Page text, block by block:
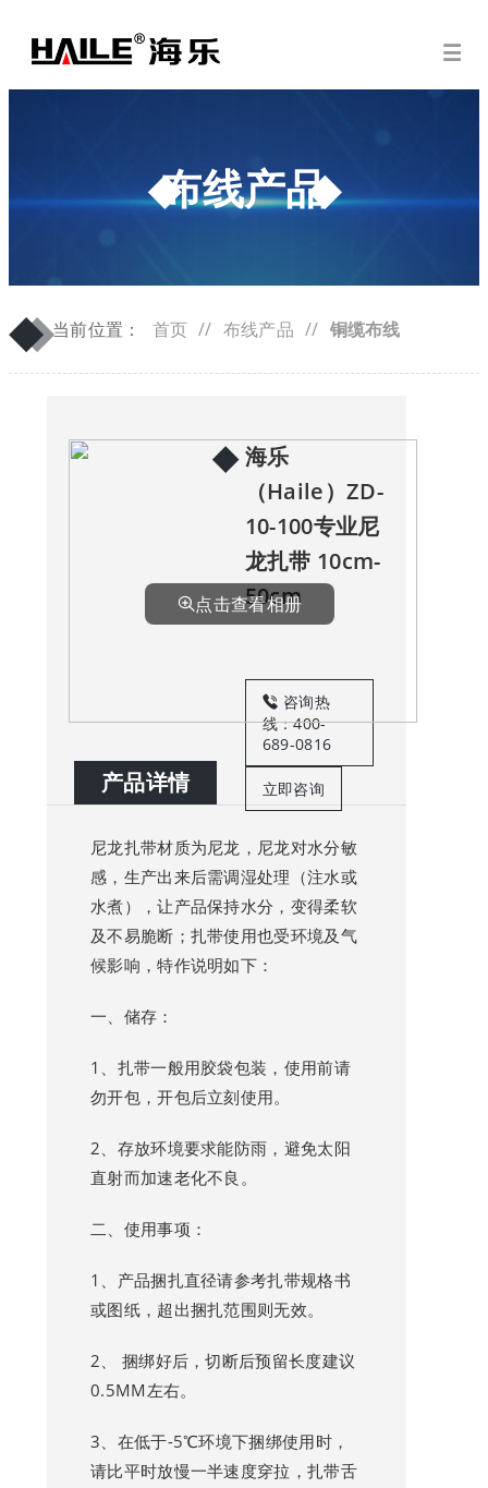
布线产品
◆
◆当前位置： 首页 // 布线产品 // 铜缆布线
点击查看相册
◆ 海乐
（Haile）ZD-
10-100专业尼
龙扎带 10cm-
50cm
咨询热
线：400-
689-0816
立即咨询
产品详情
尼龙扎带材质为尼龙，尼龙对水分敏
感，生产出来后需调湿处理（注水或
水煮），让产品保持水分，变得柔软
及不易脆断；扎带使用也受环境及气
候影响，特作说明如下：
一、储存：
1、扎带一般用胶袋包装，使用前请
勿开包，开包后立刻使用。
2、存放环境要求能防雨，避免太阳
直射而加速老化不良。
二、使用事项：
1、产品捆扎直径请参考扎带规格书
或图纸，超出捆扎范围则无效。
2、 捆绑好后，切断后预留长度建议
0.5MM左右。
3、在低于-5℃环境下捆绑使用时，
请比平时放慢一半速度穿拉，扎带舌